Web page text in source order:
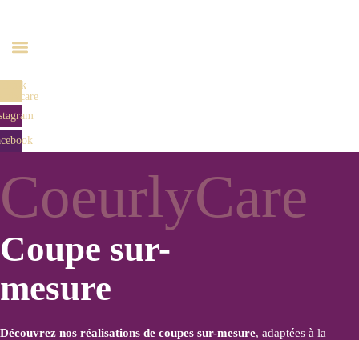
contenu
CoeurlyCare
Coupe sur-
mesure
Découvrez nos réalisations de coupes sur-mesure, adaptées à la